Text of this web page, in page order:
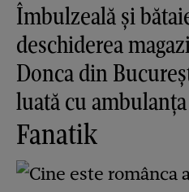
Îmbulzeală și
deschiderea
Donca din
luată cu ambulanța
Fanatik